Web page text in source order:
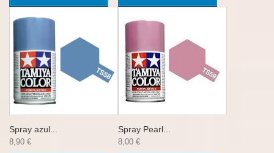
Spray azul...
8,90 €
Spray Pearl...
8,00 €